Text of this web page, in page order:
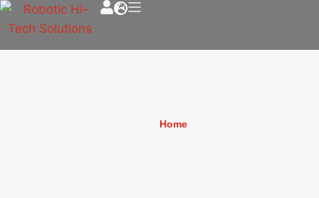
Home